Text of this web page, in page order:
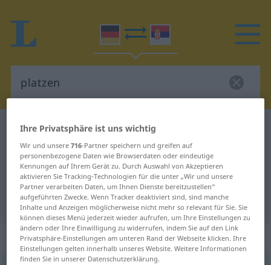
Deutsch-Serbisch Wörterbuch
Deutsch-Serbisch Übersetzung für
"platzen"
"platzen" Serbisch Übersetzung
„platzen“
Ihre Privatsphäre ist uns wichtig
Wir und unsere716-Partner speichern und greifen auf
personenbezogene Daten wie Browserdaten oder eindeutige
Kennungen auf Ihrem Gerät zu. Durch Auswahl von Akzeptieren
aktivieren Sie Tracking-Technologien für die unter „Wir und unsere
Partner verarbeiten Daten, um Ihnen Dienste bereitzustellen“
aufgeführten Zwecke. Wenn Tracker deaktiviert sind, sind manche
Inhalte und Anzeigen möglicherweise nicht mehr so relevant für Sie. Sie
können dieses Menü jederzeit wieder aufrufen, um Ihre Einstellungen zu
ändern oder Ihre Einwilligung zu widerrufen, indem Sie auf den Link
Privatsphäre-Einstellungen am unteren Rand der Webseite klicken. Ihre
Einstellungen gelten innerhalb unseres Website. Weitere Informationen
finden Sie in unserer Datenschutzerklärung.